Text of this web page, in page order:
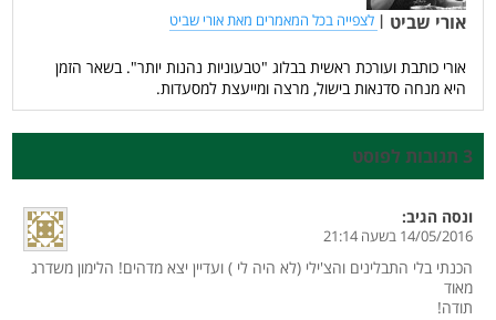
אורי שביט | לצפייה בכל המאמרים מאת אורי שביט
אורי כותבת ועורכת ראשית בבלוג "טבעוניות נהנות יותר". בשאר הזמן
היא מנחה סדנאות בישול, מרצה ומייעצת למסעדות.
3 תגובות לפוסט
ונסה הגיב:
14/05/2016 בשעה 21:14
הכנתי בלי התבלינים והצ'ילי (לא היה לי ) ועדיין יצא מדהים! הלימון משדרג
מאוד
תודה!